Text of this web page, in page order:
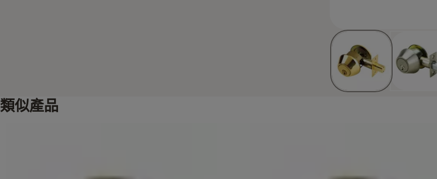
類似產品